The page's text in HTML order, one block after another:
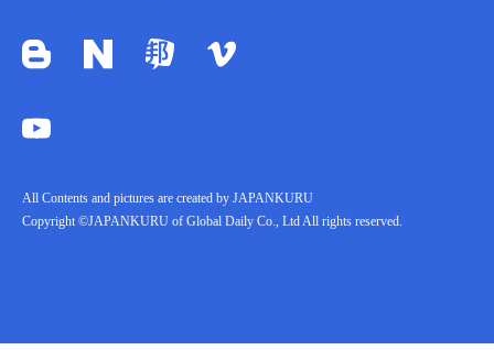
All Contents and pictures are created by JAPANKURU
Copyright ©JAPANKURU of Global Daily Co., Ltd All rights reserved.